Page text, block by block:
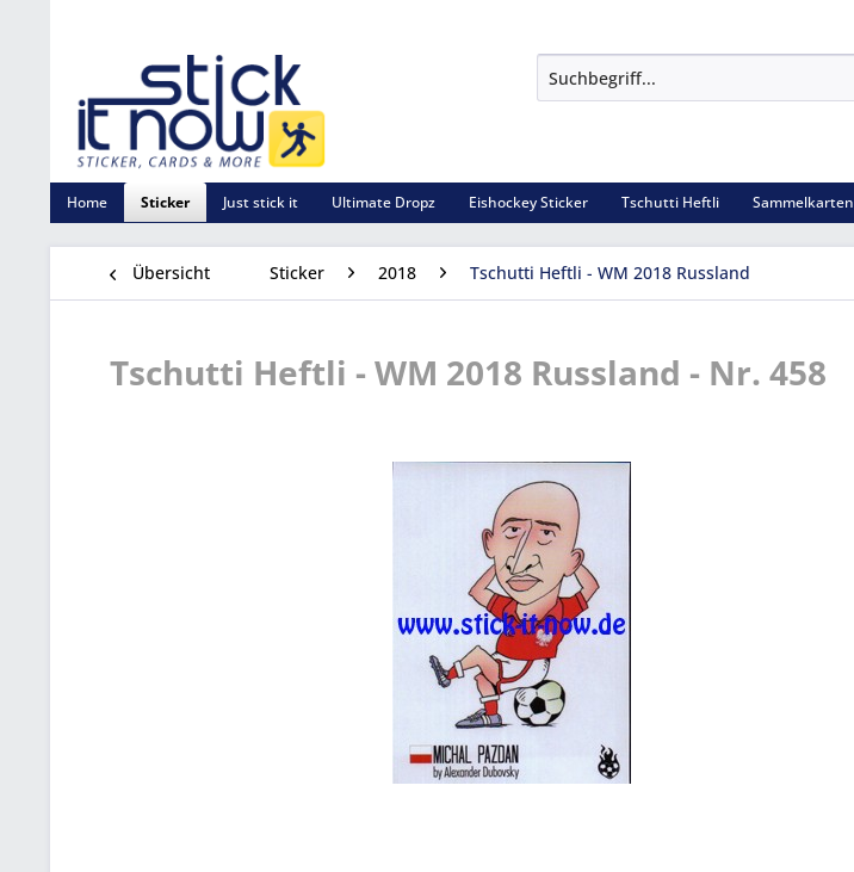
Home Sticker Just stick it Ultimate Dropz Eishockey Sticker Tschutti Heftli Sammelkarten
Übersicht Sticker 2018 Tschutti Heftli - WM 2018 Russland
Tschutti Heftli - WM 2018 Russland - Nr. 458